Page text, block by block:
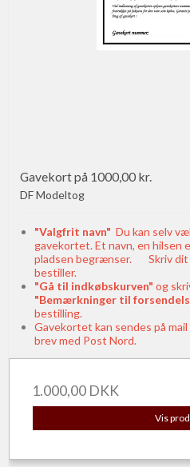
Gavekort på 1000,00 kr.
DF Modeltog
"Valgfrit navn" Du kan selv
gavekortet. Et navn, en hilsen
pladsen begrænser. Skriv dit
bestiller.
"Gå til indkøbskurven" og
"Bemærkninger til
bestilling.
Gavekortet kan sendes på
brev med Post Nord.
1.000,00 DKK
Vis